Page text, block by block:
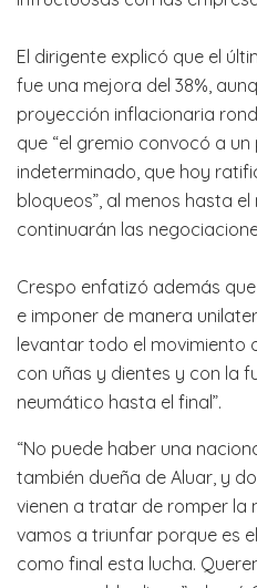
El dirigente explicó que el
fue una mejora del 38%,
proyección inflacionaria
que “el gremio convocó a
indeterminado, que hoy
bloqueos”, al menos hasta
continuarán las
Crespo enfatizó además
e imponer de manera
levantar todo el movimiento
con uñas y dientes y con la
neumático hasta el final”.
“No puede haber una
también dueña de Aluar, y
vienen a tratar de romper la
vamos a triunfar porque es
como final esta lucha.